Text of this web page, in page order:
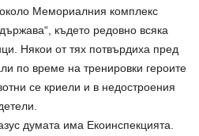
Мемориалния комплекс
където редовно всяка
Някои от тях потвърдиха пред
по време на тренировки героите
се криели и в недостроения
думата има Екоинспекцията.